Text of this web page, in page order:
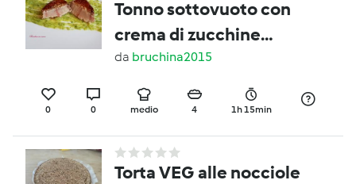
Tonno sottovuoto con
crema di zucchine
"contest aperitivo"
da bruchina2015
0 0 medio 4 1h 15min
Torta VEG alle nocciole